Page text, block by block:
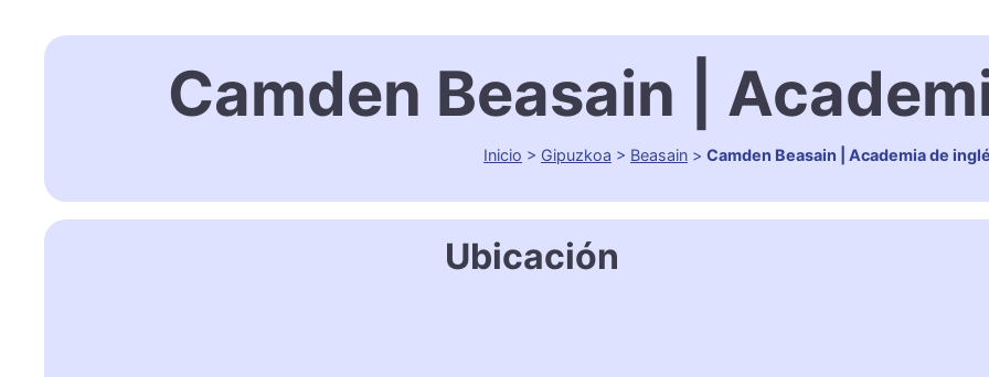
Camden Beasain |
Inicio > Gipuzkoa > Beasain > Camden Beasain | Academia de
Ubicación